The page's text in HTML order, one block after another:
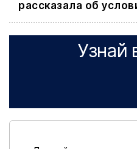
рассказала об
Узнай